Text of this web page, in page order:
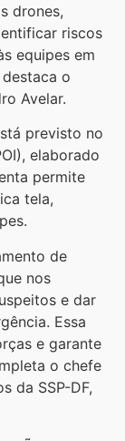
drones,
riscos
equipes em
o
Avelar.
previsto no
elaborado
permite
tela,
de
nos
e dar
Essa
e garante
o chefe
da SSP-DF,